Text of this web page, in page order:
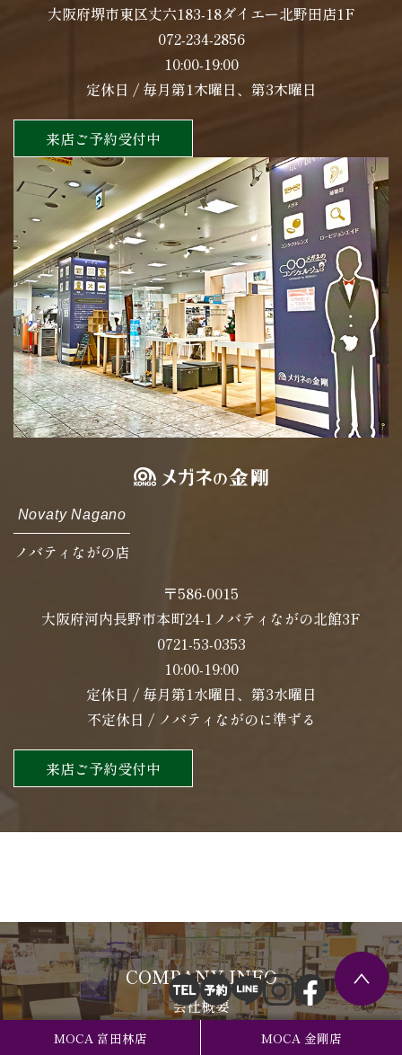
MOCA 富田林店 MOCA 金剛店
大阪府堺市東区丈六183-18ダイエー北野田店1F
072-234-2856
10:00-19:00
定休日 / 毎月第1木曜日、第3木曜日
来店ご予約受付中
Novaty Nagano
ノバティながの店
〒586-0015
大阪府河内長野市本町24-1ノバティながの北館3F
0721-53-0353
10:00-19:00
定休日 / 毎月第1水曜日、第3水曜日
不定休日 / ノバティながのに準ずる
来店ご予約受付中
COMPANY INFO
会社概要